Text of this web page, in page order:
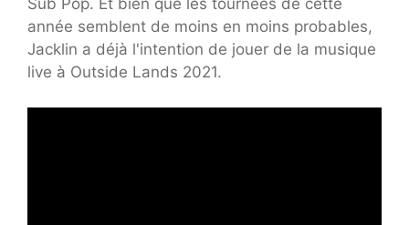
Sub Pop. Et bien que les tournées de cette
année semblent de moins en moins probables,
Jacklin a déjà l'intention de jouer de la musique
live à Outside Lands 2021.